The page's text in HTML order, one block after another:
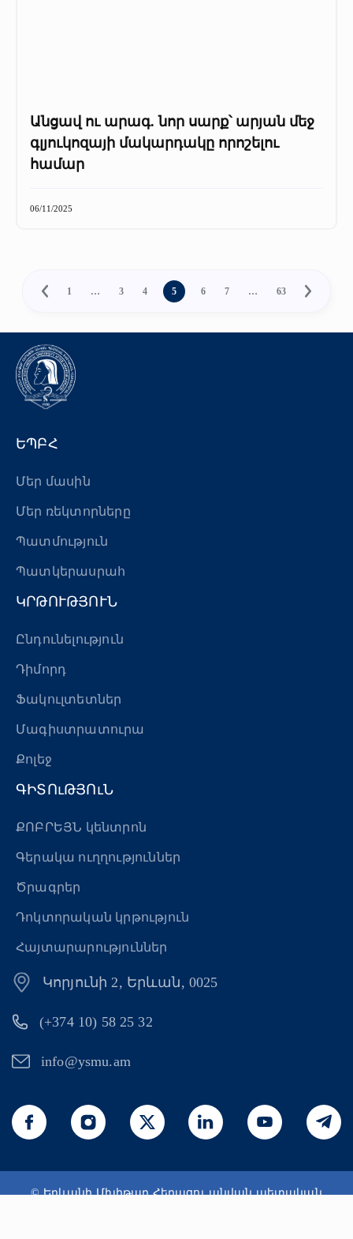
Անցավ ու արագ. նոր սարք՝ արյան մեջ
գլյուկոզայի մակարդակը որոշելու
համար
06/11/2025
1 … 3 4 5 6 7 … 63
ԵՊԲՀ
Մեր մասին
Մեր ռեկտորները
Պատմություն
Պատկերասրահ
ԿՐԹՈՒԹՅՈՒՆ
Ընդունելություն
Դիմորդ
Ֆակուլտետներ
Մագիստրատուրա
Քոլեջ
ԳԻՏՈւԹՅՈւՆ
ՔՈԲՐԵՅՆ կենտրոն
Գերակա ուղղություններ
Ծրագրեր
Դոկտորական կրթություն
Հայտարարություններ
Կորյունի 2, Երևան, 0025
(+374 10) 58 25 32
info@ysmu.am
© Երևանի Մխիթար Հերացու անվան պետական